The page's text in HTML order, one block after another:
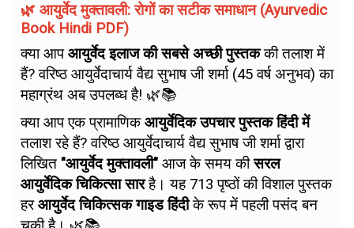
🌿 आयुर्वेद मुक्तावली: रोगों का सटीक समाधान (Ayurvedic
Book Hindi PDF)
क्या आपआयुर्वेद इलाज की सबसे अच्छी पुस्तककी तलाश में
हैं? वरिष्ठ आयुर्वेदाचार्य वैद्य सुभाष जी शर्मा (45 वर्ष अनुभव) का
महाग्रंथ अब उपलब्ध है! 🌿📚
क्या आप एक प्रामाणिकआयुर्वेदिक उपचार पुस्तक हिंदी में
तलाश रहे हैं? वरिष्ठ आयुर्वेदाचार्य वैद्य सुभाष जी शर्मा द्वारा
लिखित "आयुर्वेद मुक्तावली" आज के समय कीसरल
आयुर्वेदिक चिकित्सा सारहै। यह 713 पृष्ठों की विशाल पुस्तक
हरआयुर्वेद चिकित्सक गाइड हिंदीके रूप में पहली पसंद बन